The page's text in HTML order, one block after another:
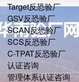
Target反恐验厂
GSV反恐验厂
SCAN反恐验厂
SCS反恐验厂
C-TPAT反恐验厂
认证咨询
管理体系认证咨询